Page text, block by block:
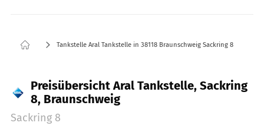
Tankstelle Aral Tankstelle in 38118 Braunschweig Sackring 8
Preisübersicht Aral Tankstelle, Sackring
8, Braunschweig
Sackring 8